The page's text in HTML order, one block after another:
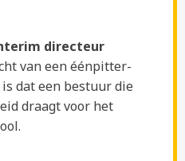
directeur
van een éénpitter-
dat een bestuur die
draagt voor het